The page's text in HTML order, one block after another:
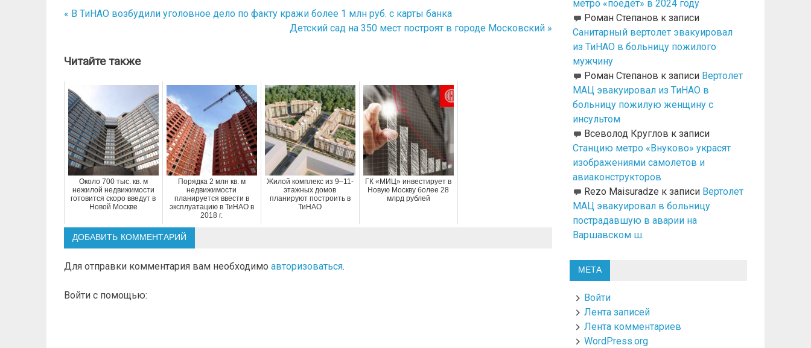
Навигация
записям
« В ТиНАО возбудили уголовное дело по факту кражи более 1 млн руб. с карты банка
Детский сад на 350 мест построят в городе Московский »
Читайте также
Около 700 тыс. кв. м
нежилой недвижимости
готовится скоро введут в
Новой Москве
Порядка 2 млн кв. м
недвижимости
планируется ввести в
эксплуатацию в ТиНАО в
2018 г.
Жилой комплекс из 9–11-
этажных домов
планируют построить в
ТиНАО
ГК «МИЦ» инвестирует в
Новую Москву более 28
млрд рублей
ДОБАВИТЬ КОММЕНТАРИЙ
Для отправки комментария вам необходимо авторизоваться.
Войти с помощью:
метро «поедет» в 2024 году
Роман Степанов к записи
Санитарный вертолет эвакуировал
из ТиНАО в больницу пожилого
мужчину
Роман Степанов к записи Вертолет
МАЦ эвакуировал из ТиНАО в
больницу пожилую женщину с
инсультом
Всеволод Круглов к записи
Станцию метро «Внуково» украсят
изображениями самолетов и
авиаконструкторов
Rezo Maisuradze к записи Вертолет
МАЦ эвакуировал в больницу
пострадавшую в аварии на
Варшавском ш.
МЕТА
Войти
Лента записей
Лента комментариев
WordPress.org